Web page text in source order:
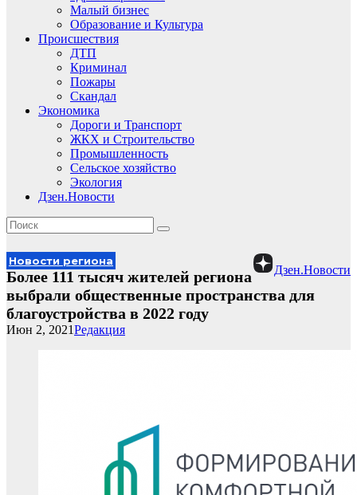
Малый бизнес
Образование и Культура
Происшествия
ДТП
Криминал
Пожары
Скандал
Экономика
Дороги и Транспорт
ЖКХ и Строительство
Промышленность
Сельское хозяйство
Экология
Дзен.Новости
Дзен.Новости
Новости региона
Более 111 тысяч жителей региона
выбрали общественные пространства для
благоустройства в 2022 году
Редакция
Июн 2, 2021